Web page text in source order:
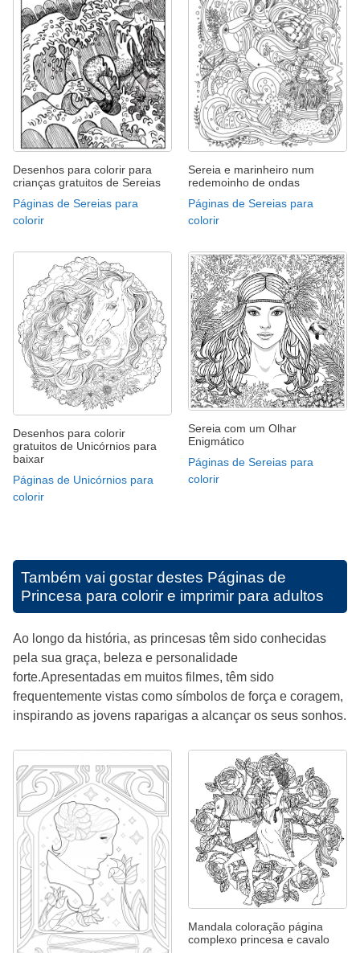
Desenhos para colorir para
crianças gratuitos de Sereias
Páginas de Sereias para
colorir
Sereia e marinheiro num
redemoinho de ondas
Páginas de Sereias para
colorir
Desenhos para colorir
gratuitos de Unicórnios para
baixar
Páginas de Unicórnios para
colorir
Sereia com um Olhar
Enigmático
Páginas de Sereias para
colorir
Também vai gostar destes Páginas de
Princesa para colorir e imprimir para adultos
Ao longo da história, as princesas têm sido conhecidas
pela sua graça, beleza e personalidade
forte.Apresentadas em muitos filmes, têm sido
frequentemente vistas como símbolos de força e coragem,
inspirando as jovens raparigas a alcançar os seus sonhos.
Mandala coloração página
complexo princesa e cavalo